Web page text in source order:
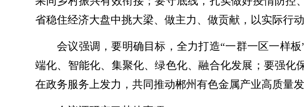
省稳住经济大盘中挑大梁、做主力、做贡献，以实际行
会议强调，要明确目标，全力打造“一群一区一样
端化、智能化、集聚化、绿色化、融合化发展；要强化
在政务服务上发力，共同推动郴州有色金属产业高质量发